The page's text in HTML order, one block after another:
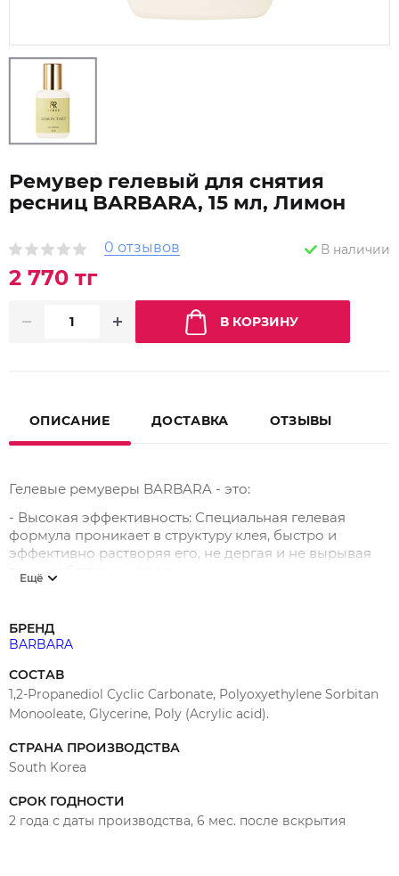
0 отзывов В наличии
Ремувер гелевый для снятия
ресниц BARBARA, 15 мл, Лимон
2 770 тг
В КОРЗИНУ
ОПИСАНИЕ ДОСТАВКА ОТЗЫВЫ
Гелевые ремуверы BARBARA - это:
- Высокая эффективность: Специальная гелевая
формула проникает в структуру клея, быстро и
эффективно растворяя его, не дергая и не вырывая
ваши собственные ресницы.
агрессивных компонентов и не имеет резкого запаха.
Не вызывает раздражения и покраснения кожи век.
- Удобство применения: Густая гелевая текстура не
растекается, что позволяет точно наносить состав и
контролировать зону обработки. Идеально для
- Забота о натуральных ресницах: В состав входят
которые смягчают кожу век и питают ресницы во
время процедуры.
Ещё
БРЕНД
BARBARA
СОСТАВ
1,2-Propanediol Cyclic Carbonate, Polyoxyethylene Sorbitan
Monooleate, Glycerine, Poly (Acrylic acid).
СТРАНА ПРОИЗВОДСТВА
South Korea
СРОК ГОДНОСТИ
2 года с даты производства, 6 мес. после вскрытия